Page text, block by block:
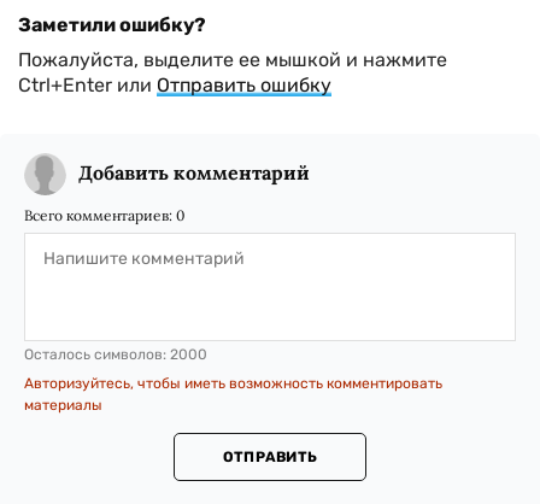
Заметили ошибку?
Пожалуйста, выделите ее мышкой и нажмите
Ctrl+Enter или Отправить ошибку
Добавить комментарий
Всего комментариев: 0
Осталось символов: 2000
Авторизуйтесь, чтобы иметь возможность комментировать
материалы
ОТПРАВИТЬ